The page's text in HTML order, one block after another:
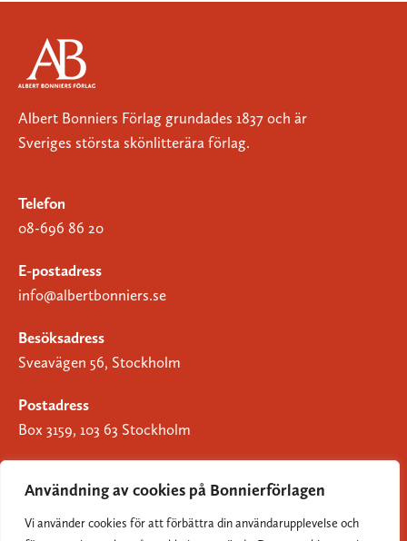
Användning av cookies på Bonnierförlagen
Vi använder cookies för att förbättra din användarupplevelse och
Albert Bonniers Förlag grundades 1837 och är
Sveriges största skönlitterära förlag.
Telefon
08-696 86 20
E-postadress
info@albertbonniers.se
Besöksadress
Sveavägen 56, Stockholm
Postadress
Box 3159, 103 63 Stockholm
Om Bonnierförlagen